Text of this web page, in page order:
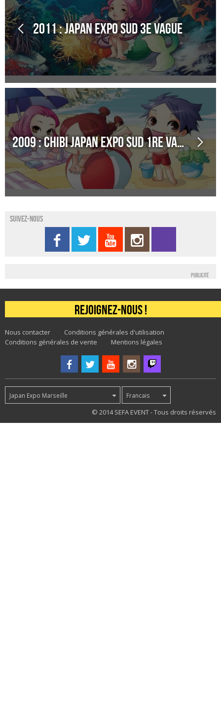
2011 : Japan Expo Sud 3e Vague
2009 : Chibi Japan Expo Sud 1re Vague
Suivez-nous
Publicité
Rejoignez-nous !
Nous contacter
Conditions générales d'utilisation
Conditions générales de vente
Mentions légales
Japan Expo Marseille Francais
© 2014 SEFA EVENT - Tous droits réservés